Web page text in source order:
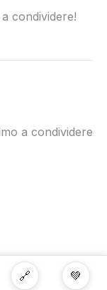
condividere!
a condividere
🔗 💚